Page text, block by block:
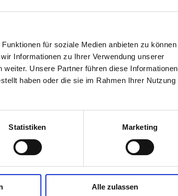
für soziale Medien anbieten zu können
Informationen zu Ihrer Verwendung unserer
Unsere Partner führen diese Informationen
haben oder die sie im Rahmen Ihrer Nutzung
Statistiken Marketing
Alle zulassen
g
Lake bei 20 % Einspritzung